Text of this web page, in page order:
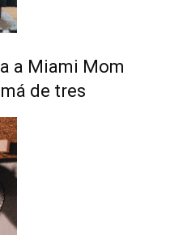
a Miami Mom
de tres